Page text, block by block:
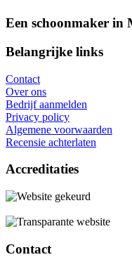
Een schoonmaker in
Belangrijke links
Contact
Over ons
Bedrijf aanmelden
Privacy policy
Algemene voorwaarden
Recensie achterlaten
Accreditaties
Contact